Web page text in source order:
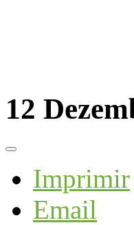
12
Imprimir
Email